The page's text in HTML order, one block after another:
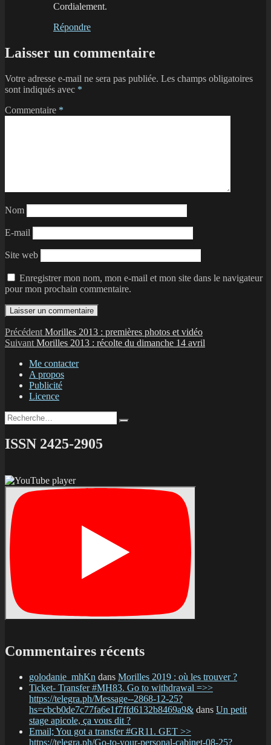
Cordialement.
Répondre
Laisser un commentaire
Votre adresse e-mail ne sera pas publiée. Les champs obligatoires
sont indiqués avec *
Commentaire *
Nom
E-mail
Site web
Enregistrer mon nom, mon e-mail et mon site dans le navigateur
pour mon prochain commentaire.
Navigation
de
l’article
Précédent Publication
précédente :
Morilles 2013 : premières photos et vidéo
Suivant Publication
Morilles 2013 : récolte du dimanche 14 avril
Me contacter
A propos
Publicité
Licence
Recherche
pour :
Recherche
ISSN 2425-2905
Commentaires récents
golodanie_mhKn dans Morilles 2019 : où les trouver ?
Ticket- Transfer #MH83. Go to withdrawal =>>
https://telegra.ph/Message--2868-12-25?
hs=cbcb0de7c77fa6e1f7ffd6132b8469a9& dans Un petit
stage apicole, ça vous dit ?
Email; You got a transfer #GR11. GET >>
https://telegra.ph/Go-to-your-personal-cabinet-08-25?